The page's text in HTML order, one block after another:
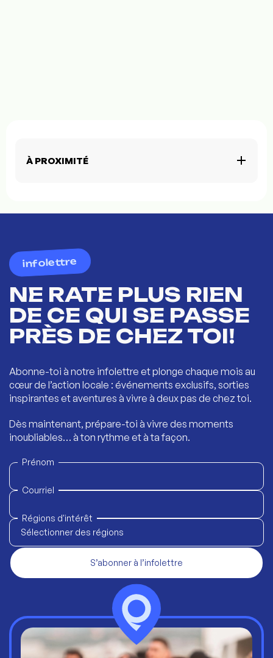
À PROXIMITÉ
infolettre
NE RATE PLUS RIEN
DE CE QUI SE PASSE
PRÈS DE CHEZ TOI!
Abonne-toi à notre infolettre et plonge chaque mois au
cœur de l’action locale : événements exclusifs, sorties
inspirantes et aventures à vivre à deux pas de chez toi.
Dès maintenant, prépare-toi à vivre des moments
inoubliables… à ton rythme et à ta façon.
Prénom
Courriel
Régions d'intérêt
Sélectionner des régions
S’abonner à l’infolettre